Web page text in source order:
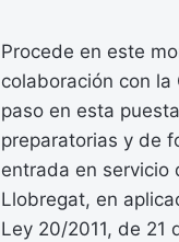
Procede en este
colaboración con
paso en esta
preparatorias y de
entrada en servicio
Llobregat, en
Ley 20/2011, de 21